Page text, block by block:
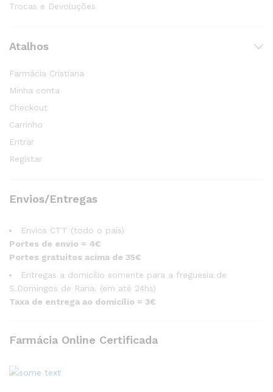
Trocas e Devoluções
Atalhos
Farmácia Cristiana
Minha conta
Checkout
Carrinho
Entrar
Registar
Envios/Entregas
Envios CTT (todo o país)
Portes de envio = 4€
Portes gratuitos acima de 35€
Entregas a domicílio somente para a freguesia de
S.Domingos de Rana. (em até 24hs)
Taxa de entrega ao domicílio = 3€
Farmácia Online Certificada